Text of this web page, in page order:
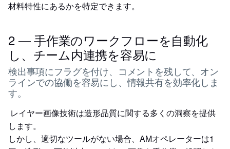
材料特性にあるかを特定できます。
2 — 手作業のワークフローを自動化
し、チーム内連携を容易に
検出事項にフラグを付け、コメントを残して、オン
ラインでの協働を容易にし、情報共有を効率化しま
す。
レイヤー画像技術は造形品質に関する多くの洞察を提供
します。
しかし、適切なツールがない場合、AMオペレーターは1